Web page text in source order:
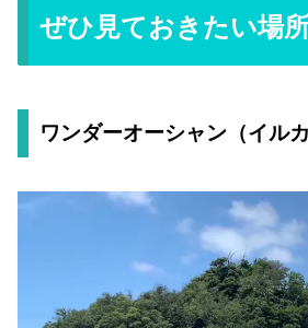
ぜひ見ておきたい場
ワンダーオーシャン（イルカ